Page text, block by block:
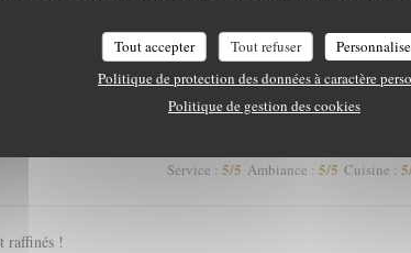
Tout accepter Tout refuser
Politique de protection des données à caractère
Politique de gestion des cookies
Service 5/5 Ambiance: 5/5 Cuisine:5
Service : 5/5 Ambiance : 5/5 Cuisine : 5
raffinés !